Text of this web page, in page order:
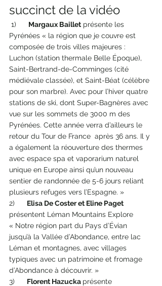
succinct de la vidéo
1) Margaux Baillet présente les
Pyrénées « la région que je couvre est
composée de trois villes majeures :
Luchon (station thermale Belle Époque),
Saint-Bertrand-de-Comminges (cité
médiévale classée), et Saint-Béat (célèbre
pour son marbre). Avec pour l’hiver quatre
stations de ski, dont Super-Bagnères avec
vue sur les sommets de 3000 m des
Pyrénées. Cette année verra d’ailleurs le
retour du Tour de France  après 36 ans. Il y
a également la réouverture des thermes
avec espace spa et vaporarium naturel
unique en Europe ainsi qu’un nouveau
sentier de randonnée de 5-6 jours reliant
plusieurs refuges vers l’Espagne. »
2) Elisa De Coster et Eline Paget
présentent Léman Mountains Explore
« Notre région part du Pays d’Évian
jusqu’à la Vallée d’Abondance, entre lac
Léman et montagnes, avec villages
typiques avec un patrimoine et fromage
d’Abondance à découvrir. »
3) Florent Hazucka présente